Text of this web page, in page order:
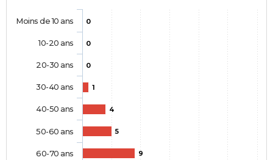
0
0
0
1
4
5
9
Moins de 10 ans
10-20 ans
20-30 ans
30-40 ans
40-50 ans
50-60 ans
60-70 ans